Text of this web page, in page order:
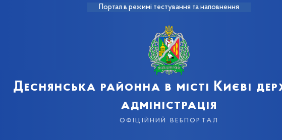
Портал в режимі тестування та наповнення
Деснянська районна в місті Києві
адміністрація
офіційний вебпортал